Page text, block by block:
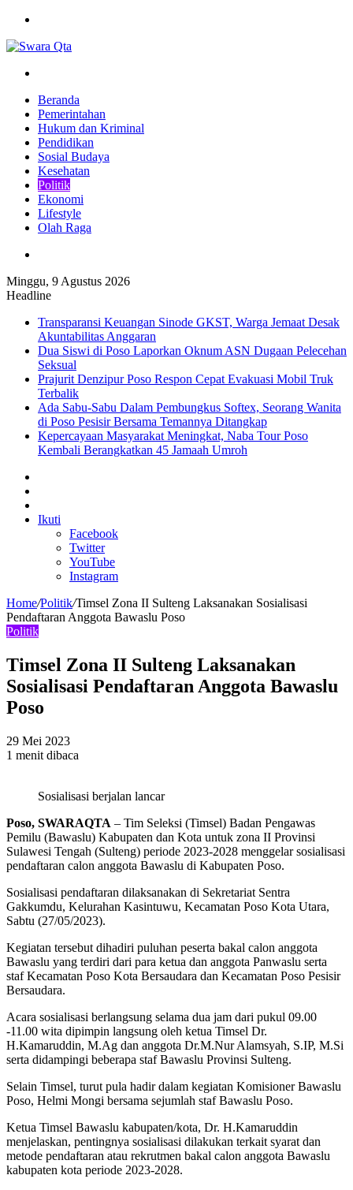
Beranda
Pemerintahan
Hukum dan Kriminal
Pendidikan
Sosial Budaya
Kesehatan
Politik
Ekonomi
Lifestyle
Olah Raga
Minggu, 9 Agustus 2026
Headline
Transparansi Keuangan Sinode GKST, Warga Jemaat Desak
Akuntabilitas Anggaran
Dua Siswi di Poso Laporkan Oknum ASN Dugaan Pelecehan
Seksual
Prajurit Denzipur Poso Respon Cepat Evakuasi Mobil Truk
Terbalik
Ada Sabu-Sabu Dalam Pembungkus Softex, Seorang Wanita
di Poso Pesisir Bersama Temannya Ditangkap
Kepercayaan Masyarakat Meningkat, Naba Tour Poso
Kembali Berangkatkan 45 Jamaah Umroh
In
Ikuti
Facebook
Twitter
YouTube
Instagram
Home/Politik/Timsel Zona II Sulteng Laksanakan Sosialisasi
Pendaftaran Anggota Bawaslu Poso
Politik
Timsel Zona II Sulteng Laksanakan
Sosialisasi Pendaftaran Anggota Bawaslu
Poso
29 Mei 2023
1 menit dibaca
Sosialisasi berjalan lancar
Poso, SWARAQTA – Tim Seleksi (Timsel) Badan Pengawas
Pemilu (Bawaslu) Kabupaten dan Kota untuk zona II Provinsi
Sulawesi Tengah (Sulteng) periode 2023-2028 menggelar sosialisasi
pendaftaran calon anggota Bawaslu di Kabupaten Poso.
Sosialisasi pendaftaran dilaksanakan di Sekretariat Sentra
Gakkumdu, Kelurahan Kasintuwu, Kecamatan Poso Kota Utara,
Sabtu (27/05/2023).
Kegiatan tersebut dihadiri puluhan peserta bakal calon anggota
Bawaslu yang terdiri dari para ketua dan anggota Panwaslu serta
staf Kecamatan Poso Kota Bersaudara dan Kecamatan Poso Pesisir
Bersaudara.
Acara sosialisasi berlangsung selama dua jam dari pukul 09.00
-11.00 wita dipimpin langsung oleh ketua Timsel Dr.
H.Kamaruddin, M.Ag dan anggota Dr.M.Nur Alamsyah, S.IP, M.Si
serta didampingi beberapa staf Bawaslu Provinsi Sulteng.
Selain Timsel, turut pula hadir dalam kegiatan Komisioner Bawaslu
Poso, Helmi Mongi bersama sejumlah staf Bawaslu Poso.
Ketua Timsel Bawaslu kabupaten/kota, Dr. H.Kamaruddin
menjelaskan, pentingnya sosialisasi dilakukan terkait syarat dan
metode pendaftaran atau rekrutmen bakal calon anggota Bawaslu
kabupaten kota periode 2023-2028.